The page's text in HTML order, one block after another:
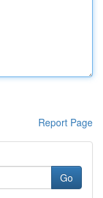
Report Page
Go